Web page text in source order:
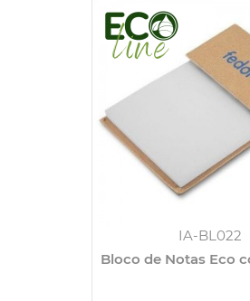
IA-BL022
Bloco de Notas Eco